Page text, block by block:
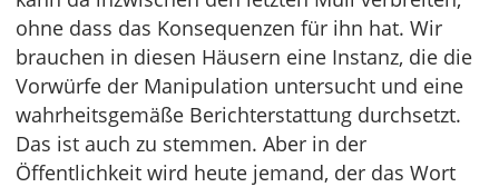
ohne dass das Konsequenzen für ihn hat. Wir
brauchen in diesen Häusern eine Instanz, die die
Vorwürfe der Manipulation untersucht und eine
wahrheitsgemäße Berichterstattung durchsetzt.
Das ist auch zu stemmen. Aber in der
Öffentlichkeit wird heute jemand, der das Wort